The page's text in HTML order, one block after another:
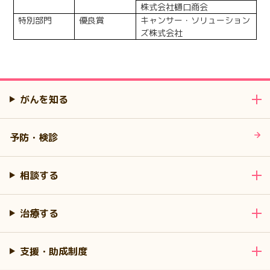
株式会社樋口商会
特別部門
優良賞
キャンサー・ソリューション
ズ株式会社
がんを知る
予防・検診
相談する
治療する
支援・助成制度